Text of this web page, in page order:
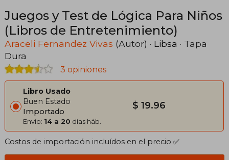
Juegos y Test de Lógica Para Niños
(Libros de Entretenimiento)
Araceli Fernandez Vivas (Autor) · Libsa · Tapa
Dura
3 opiniones
Libro Usado
Buen Estado
Importado
Envío: 14 a 20 días háb.
$ 19.96
Costos de importación incluídos en el precio ✅